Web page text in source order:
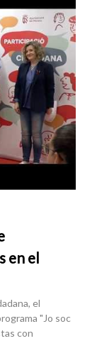
en el
el
"Jo soc
con